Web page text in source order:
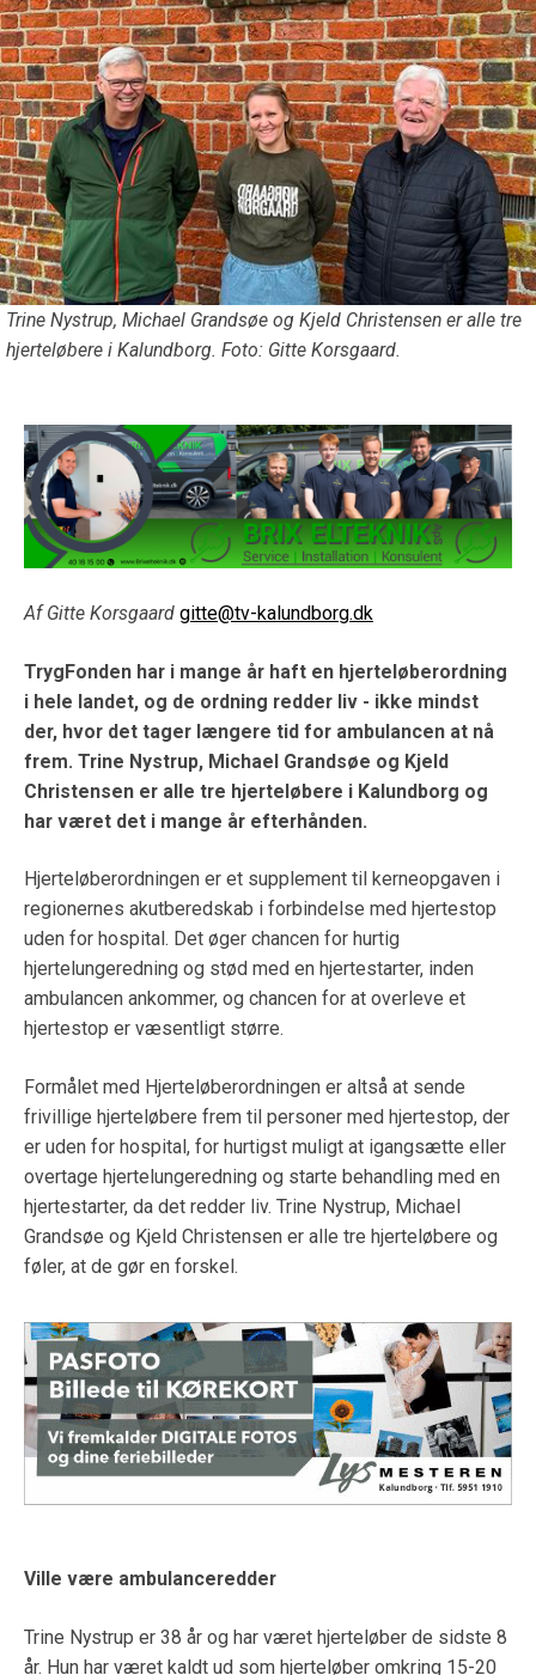
Trine Nystrup, Michael Grandsøe og Kjeld Christensen er alle tre
hjerteløbere i Kalundborg. Foto: Gitte Korsgaard.
Af Gitte Korsgaard gitte@tv-kalundborg.dk
TrygFonden har i mange år haft en hjerteløberordning
i hele landet, og de ordning redder liv - ikke mindst
der, hvor det tager længere tid for ambulancen at nå
frem. Trine Nystrup, Michael Grandsøe og Kjeld
Christensen er alle tre hjerteløbere i Kalundborg og
har været det i mange år efterhånden.
Hjerteløberordningen er et supplement til kerneopgaven i
regionernes akutberedskab i forbindelse med hjertestop
uden for hospital. Det øger chancen for hurtig
hjertelungeredning og stød med en hjertestarter, inden
ambulancen ankommer, og chancen for at overleve et
hjertestop er væsentligt større.
Formålet med Hjerteløberordningen er altså at sende
frivillige hjerteløbere frem til personer med hjertestop, der
er uden for hospital, for hurtigst muligt at igangsætte eller
overtage hjertelungeredning og starte behandling med en
hjertestarter, da det redder liv. Trine Nystrup, Michael
Grandsøe og Kjeld Christensen er alle tre hjerteløbere og
føler, at de gør en forskel.
Ville være ambulanceredder
Trine Nystrup er 38 år og har været hjerteløber de sidste 8
år. Hun har været kaldt ud som hjerteløber omkring 15-20